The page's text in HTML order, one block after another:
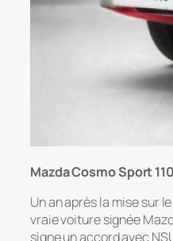
Mazda Cosmo Sport
Un an après la mise sur
vraie voiture signée
signe un accord avec